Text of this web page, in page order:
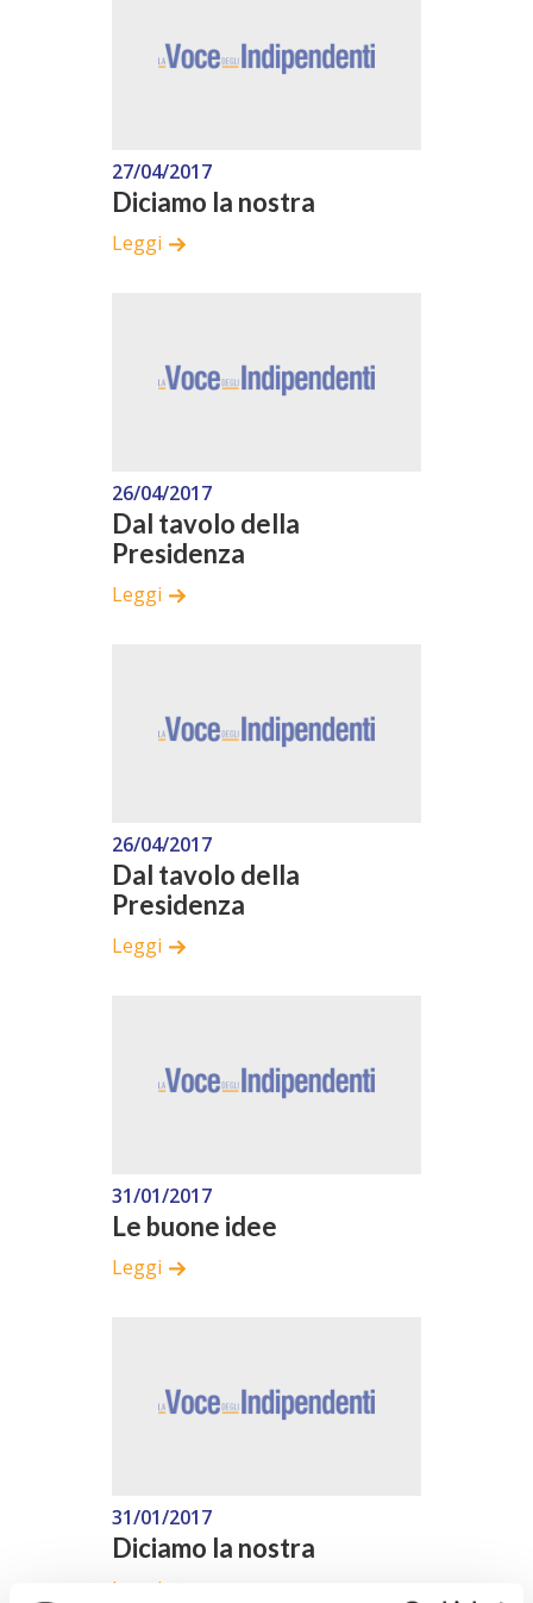
27/04/2017
Diciamo la nostra
Leggi
26/04/2017
Dal tavolo della
Presidenza
Leggi
26/04/2017
Dal tavolo della
Presidenza
Leggi
31/01/2017
Le buone idee
Leggi
31/01/2017
Diciamo la nostra
Leggi